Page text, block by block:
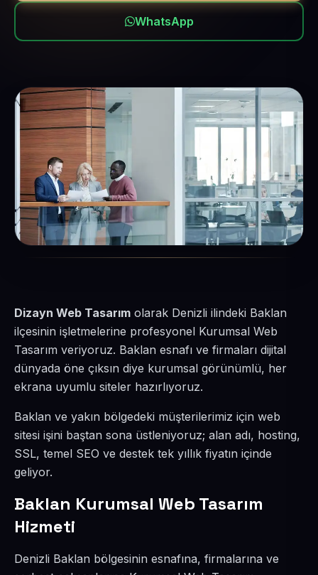
WhatsApp
Dizayn Web Tasarım olarak Denizli ilindeki Baklan
ilçesinin işletmelerine profesyonel Kurumsal Web
Tasarım veriyoruz. Baklan esnafı ve firmaları dijital
dünyada öne çıksın diye kurumsal görünümlü, her
ekrana uyumlu siteler hazırlıyoruz.
Baklan ve yakın bölgedeki müşterilerimiz için web
sitesi işini baştan sona üstleniyoruz; alan adı, hosting,
SSL, temel SEO ve destek tek yıllık fiyatın içinde
geliyor.
Baklan Kurumsal Web Tasarım
Hizmeti
Denizli Baklan bölgesinin esnafına, firmalarına ve